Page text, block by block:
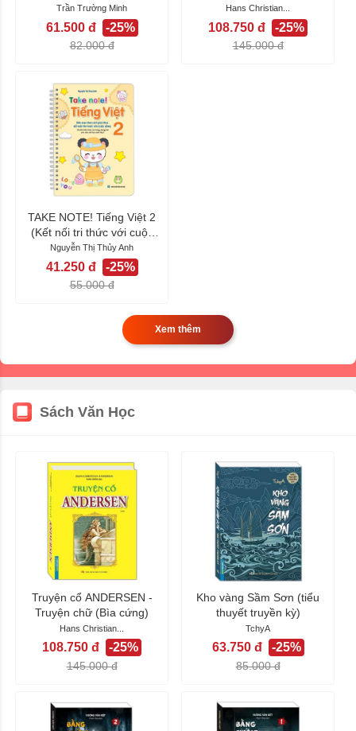
Trần Trường Minh
61.500 đ -25%
82.000 đ
Hans Christian...
108.750 đ -25%
145.000 đ
TAKE NOTE! Tiếng Việt 2
(Kết nối tri thức với cuộc
sống)...
Nguyễn Thị Thủy Anh
41.250 đ -25%
55.000 đ
Xem thêm
Sách Văn Học
Truyện cổ ANDERSEN -
Truyện chữ (Bìa cứng)
Hans Christian...
108.750 đ -25%
145.000 đ
Kho vàng Sầm Sơn (tiểu
thuyết truyền kỳ)
TchyA
63.750 đ -25%
85.000 đ